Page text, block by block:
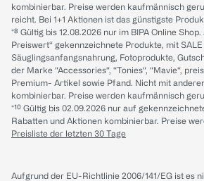
kombinierbar. Preise werden kaufmännisch
reicht. Bei 1+1 Aktionen ist das günstigste
*⁸ Gültig bis 12.08.2026 nur im BIPA Online
Preiswert“ gekennzeichnete Produkte, mit
Säuglingsanfangsnahrung, Fotoprodukte,
der Marke “Accessories“, “Tonies“, “Mavie“,
Premium- Artikel sowie Pfand. Nicht mit
kombinierbar. Preise werden kaufmännisch
*¹⁰ Gültig bis 02.09.2026 nur auf
Rabatten und Aktionen kombinierbar. Preise
Preisliste der letzten 30 Tage
Aufgrund der EU-Richtlinie 2006/141/EG ist es